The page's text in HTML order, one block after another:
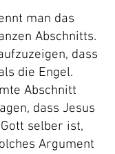
man das
Abschnitts.
dass
die Engel.
Abschnitt
dass Jesus
selber ist,
Argument